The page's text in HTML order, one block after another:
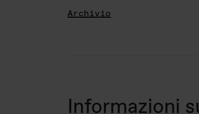
Archivio
Informazioni